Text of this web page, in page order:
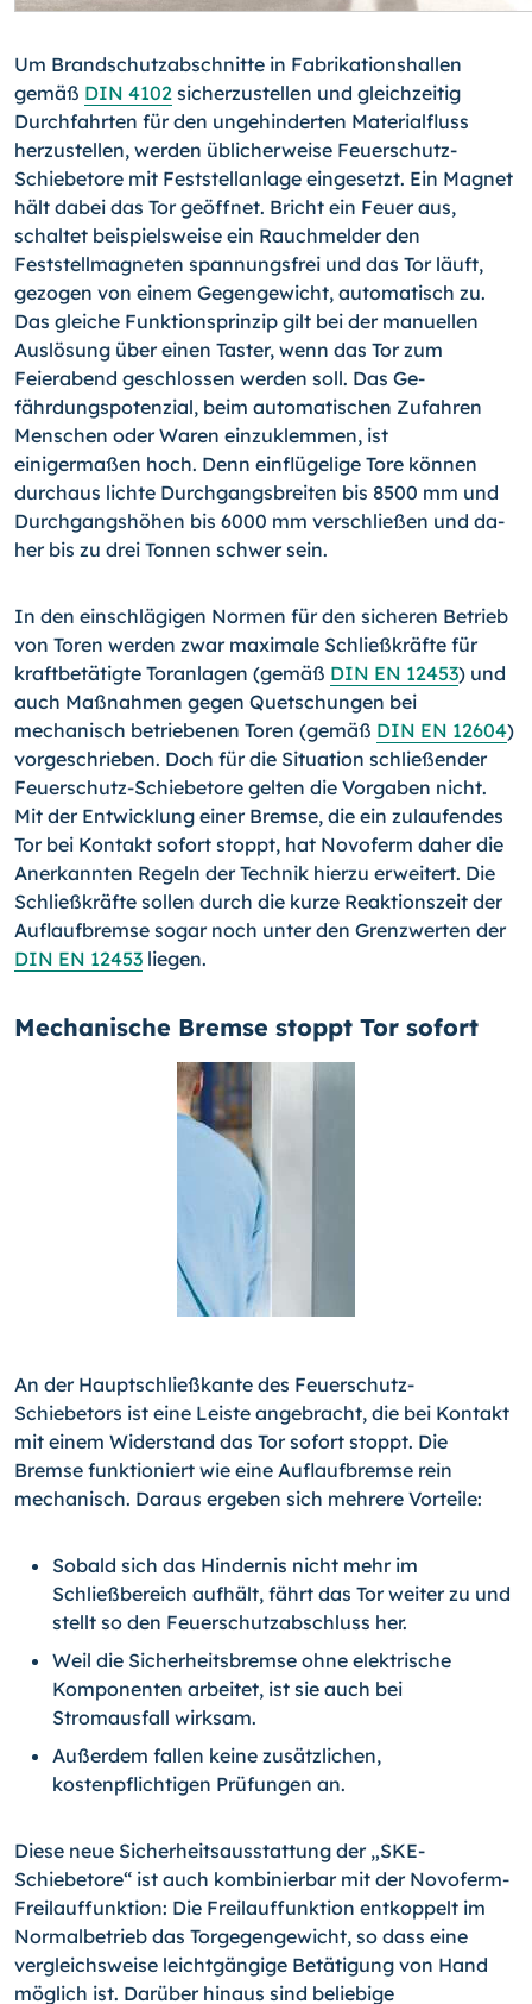
Um Brandschutzabschnitte in Fabrikationshallen
gemäß DIN 4102 sicherzustellen und gleichzeitig
Durchfahrten für den ungehinderten Materialfluss
herzustellen, werden üb­licherweise Feuerschutz-
Schiebetore mit Feststellanlage eingesetzt. Ein Magnet
hält dabei das Tor geöffnet. Bricht ein Feuer aus,
schaltet beispielsweise ein Rauchmelder den
Feststellmagneten spannungsfrei und das Tor läuft,
gezogen von einem Gegenge­wicht, automatisch zu.
Das gleiche Funktionsprinzip gilt bei der manuellen
Auslösung über einen Taster, wenn das Tor zum
Feierabend geschlossen werden soll. Das Ge­
fährdungspotenzial, beim automatischen Zufahren
Menschen oder Waren einzuklem­men, ist
einigermaßen hoch. Denn einflügelige Tore können
durchaus lichte Durch­gangsbreiten bis 8500 mm und
Durchgangshöhen bis 6000 mm verschließen und da­
her bis zu drei Tonnen schwer sein.
In den einschlägigen Normen für den sicheren Betrieb
von Toren werden zwar maxi­male Schließkräfte für
kraftbetätigte Toranlagen (gemäß DIN EN 12453) und
auch Maßnahmen gegen Quetschungen bei
mechanisch betriebenen Toren (gemäß DIN EN 12604)
vorgeschrieben. Doch für die Situation schließender
Feuerschutz-Schiebetore gelten die Vorgaben nicht.
Mit der Entwicklung einer Bremse, die ein zulaufendes
Tor bei Kontakt sofort stoppt, hat Novoferm daher die
Anerkannten Regeln der Technik hierzu erweitert. Die
Schließkräfte sollen durch die kurze Reaktionszeit der
Auflauf­bremse sogar noch unter den Grenzwerten der
DIN EN 12453 liegen.
Mechanische Bremse stoppt Tor sofort
An der Hauptschließkante des Feuerschutz-
Schiebetors ist eine Leiste angebracht, die bei Kontakt
mit einem Widerstand das Tor sofort stoppt. Die
Bremse funktioniert wie eine Auf­laufbremse rein
mechanisch. Daraus ergeben sich mehrere Vorteile:
Sobald sich das Hindernis nicht mehr im
Schließbereich aufhält, fährt das Tor weiter zu und
stellt so den Feuer­schutzabschluss her.
Weil die Sicherheitsbremse ohne elektrische
Komponen­ten arbeitet, ist sie auch bei
Stromausfall wirksam.
Außerdem fallen keine zusätzlichen,
kostenpflichtigen Prüfungen an.
Diese neue Sicherheitsausstattung der „SKE-
Schiebetore“ ist auch kombinierbar mit der Novoferm-
Freilauffunktion: Die Freilauffunktion entkoppelt im
Normalbetrieb das Torgegengewicht, so dass eine
vergleichsweise leichtgängige Betätigung von Hand
möglich ist. Darüber hinaus sind beliebige